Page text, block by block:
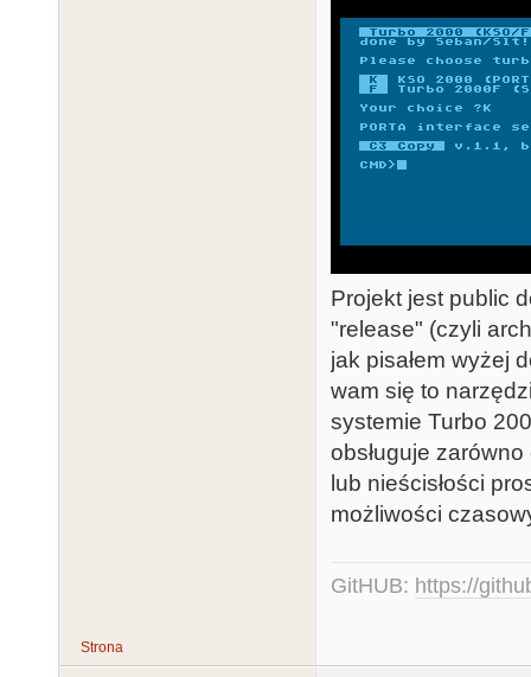
Projekt jest public
"release" (czyli
jak pisałem wyżej
wam się to
systemie Turbo
obsługuje
lub nieścisłości
możliwości
GitHUB: https://
Strona